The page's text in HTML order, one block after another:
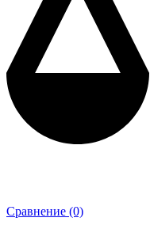
Сравнение (0)